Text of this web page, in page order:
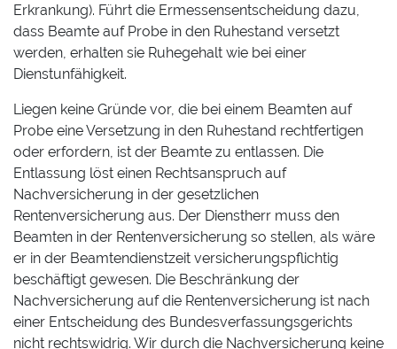
Erkrankung). Führt die Ermessensentscheidung dazu,
dass Beamte auf Probe in den Ruhestand versetzt
werden, erhalten sie Ruhegehalt wie bei einer
Dienstunfähigkeit.
Liegen keine Gründe vor, die bei einem Beamten auf
Probe eine Versetzung in den Ruhestand rechtfertigen
oder erfordern, ist der Beamte zu entlassen. Die
Entlassung löst einen Rechtsanspruch auf
Nachversicherung in der gesetzlichen
Rentenversicherung aus. Der Dienstherr muss den
Beamten in der Rentenversicherung so stellen, als wäre
er in der Beamtendienstzeit versicherungspflichtig
beschäftigt gewesen. Die Beschränkung der
Nachversicherung auf die Rentenversicherung ist nach
einer Entscheidung des Bundesverfassungsgerichts
nicht rechtswidrig. Wir durch die Nachversicherung keine